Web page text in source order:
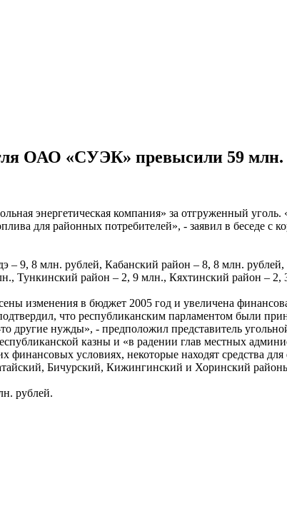
ОАО «СУЭК» превысили 59 млн.
энергетическая компания» за отгруженный уголь.
для районных потребителей», - заявил в беседе с
9, 8 млн. рублей, Кабанский район – 8, 8 млн.
Тункинский район – 2, 9 млн., Кяхтинский район – 2,
изменения в бюджет 2005 год и увеличена
что республиканским парламентом были
другие нужды», - предположил представитель
казны и «в радении глав местных
условиях, некоторые находят средства для
Бичурский, Кижингинский и Хоринский
рублей.